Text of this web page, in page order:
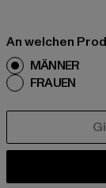
An welchen
MÄNNER
FRAUEN